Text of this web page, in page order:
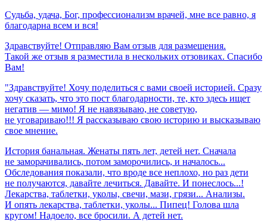
Судьба, удача, Бог, профессионализм врачей, мне все равно, я
благодарна всем и вся!
Здравствуйте! Отправляю Вам отзыв для размещения.
Такой же отзыв я разместила в нескольких отзовиках. Спасибо
Вам!
"Здравствуйте! Хочу поделиться с вами своей историей. Сразу
хочу сказать, что это пост благодарности, те, кто здесь ищет
негатив — мимо! Я не навязываю, не советую,
не уговариваю!!! Я рассказываю свою историю и высказываю
свое мнение.
История банальная. Женаты пять лет, детей нет. Сначала
не заморачивались, потом заморочились, и началось...
Обследования показали, что вроде все неплохо, но раз дети
не получаются, давайте лечиться. Давайте. И понеслось...!
Лекарства, таблетки, уколы, свечи, мази, грязи... Анализы.
И опять лекарства, таблетки, уколы... Пипец! Голова шла
кругом! Надоело, все бросили. А детей нет.